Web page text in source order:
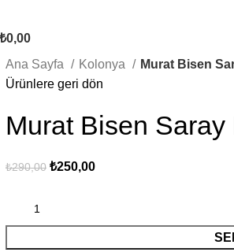
₺0,00
Ana Sayfa Kolonya
Murat Bisen
Ürünlere geri dön
Murat Bisen Saray
₺290,00 ₺250,00